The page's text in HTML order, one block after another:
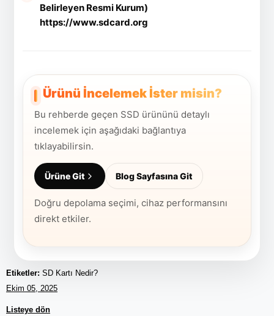
Belirleyen Resmi Kurum)
https://www.sdcard.org
Ürünü İncelemek İster misin?
Bu rehberde geçen SSD ürününü detaylı
incelemek için aşağıdaki bağlantıya
tıklayabilirsin.
Ürüne Git Blog Sayfasına Git
Doğru depolama seçimi, cihaz performansını
direkt etkiler.
Etiketler: SD Kartı Nedir?
Ekim 05, 2025
Listeye dön